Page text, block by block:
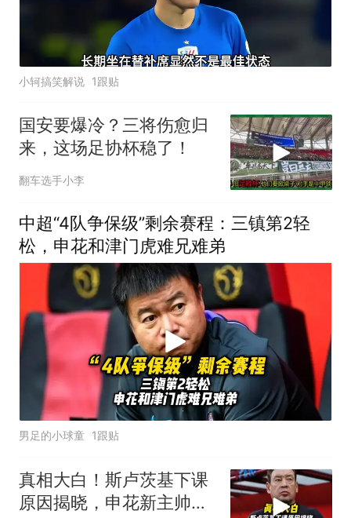
小轲搞笑解说 1跟贴
国安要爆冷？三将伤愈归
来，这场足协杯稳了！
翻车选手小李
中超“4队争保级”剩余赛程：三镇第2轻
松，申花和津门虎难兄难弟
男足的小球童 1跟贴
真相大白！斯卢茨基下课
原因揭晓，申花新主帅人